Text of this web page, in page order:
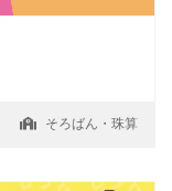
そろばん・珠算